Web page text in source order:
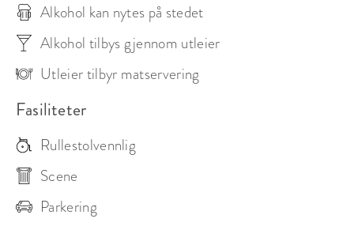
Alkohol kan nytes på stedet
Alkohol tilbys gjennom utleier
Utleier tilbyr matservering
Fasiliteter
Rullestolvennlig
Scene
Parkering